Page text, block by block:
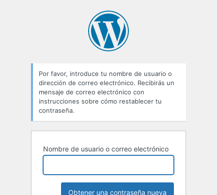
Por favor, introduce tu nombre de usuario o
dirección de correo electrónico. Recibirás un
mensaje de correo electrónico con
instrucciones sobre cómo restablecer tu
contraseña.
Nombre de usuario o correo electrónico